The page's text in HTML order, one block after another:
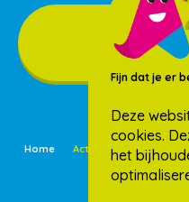
Ik heb
Home Activiteiten
Fijn dat je er
Deze
cookies.
het